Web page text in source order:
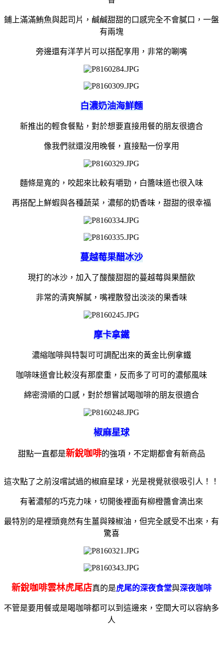
鋪上滿滿鮪魚與起司片，鹹鹹甜甜的口感完全不會膩口，一盤
有兩塊
旁邊還有洋芋片可以搭配享用，非常的唰嘴
白濃奶油海鮮麵
新推出的輕食餐點，對於想要直接用餐的朋友很適合
像我們就還沒用晚餐，直接點一份享用
麵條是寬的，咬起來比較有嚼勁，白醬味道也很入味
再搭配上鮮蝦與各種蔬菜，濃郁的奶香味，甜甜的很幸福
蔓越莓果醋冰沙
現打的冰沙，加入了酸酸甜甜的蔓越莓與果醋飲
非常的清爽解膩，嘴裡散發出淡淡的果香味
摩卡拿鐵
濃縮咖啡與特製可可調配出來的黃金比例拿鐵
咖啡味道會比較沒有那麼重，反而多了可可的濃郁風味
綿密滑順的口感，對於想嘗試喝咖啡的朋友很適合
椒麻星球
甜點一直都是新銳咖啡的強項，不定期都會有新商品
這次點了之前沒嚐試過的椒麻星球，光是視覺就很吸引人！！
有著濃郁的巧克力味，切開後裡面有柳橙醬會滴出來
最特別的是裡頭竟然有生薑與辣椒油，但完全感受不出來，有
驚喜
新銳咖啡雲林虎尾店真的是虎尾的深夜食堂與深夜咖啡
不管是要用餐或是喝咖啡都可以到這邊來， 空間大可以容納多
人